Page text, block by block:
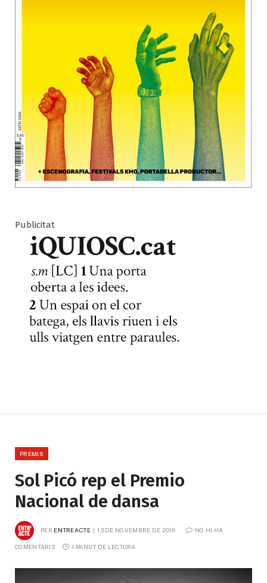
Publicitat
PREMIS
Sol Picó rep el Premio
Nacional de dansa
PER ENTREACTE 13 DE NOVEMBRE DE 2016 NO HI HA
COMENTARIS 1 MINUT DE LECTURA